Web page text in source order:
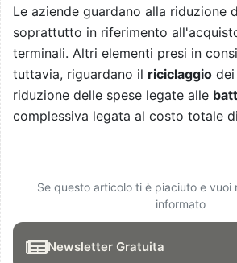
Le aziende guardano alla riduzione
soprattutto in riferimento
terminali. Altri elementi presi in
tuttavia, riguardano il riciclaggio
riduzione delle spese legate alle
complessiva legata al costo totale
Se questo articolo ti è piaciuto e vuoi
informato
Newsletter Gratuita